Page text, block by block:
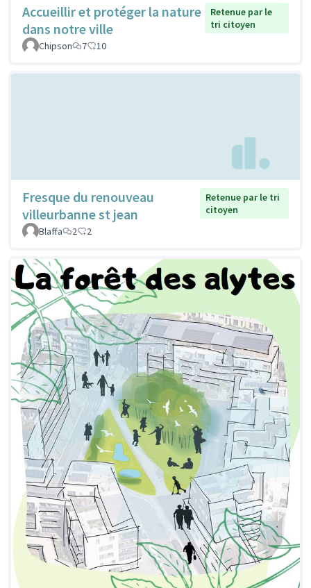
Accueillir et protéger la nature
dans notre ville
Retenue par le
tri citoyen
Chipson
7 10
Fresque du renouveau
villeurbanne st jean
Retenue par le tri
citoyen
Blaffa
2 2